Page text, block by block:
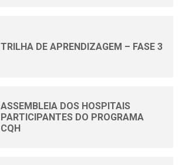
TRILHA DE APRENDIZAGEM – FASE 3
ASSEMBLEIA DOS HOSPITAIS
PARTICIPANTES DO PROGRAMA
CQH